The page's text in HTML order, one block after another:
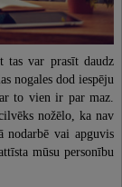
tas var prasīt daudz
nogales dod iespēju
to vien ir par maz.
nožēlo, ka nav
nodarbē vai apguvis
mūsu personību